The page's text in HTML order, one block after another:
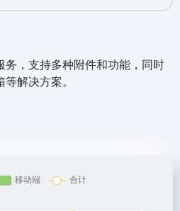
务，支持多种附件和功能，同时
解决方案。